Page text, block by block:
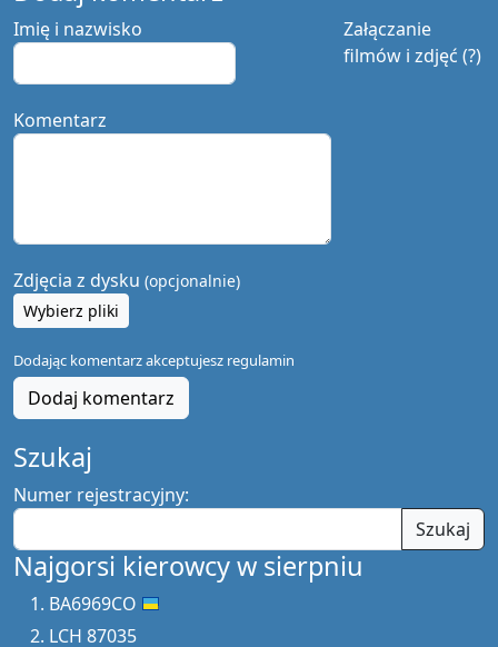
Załączanie
filmów i zdjęć (?)
Imię i nazwisko
Komentarz
Zdjęcia z dysku (opcjonalnie)
Wybierz pliki
Dodając komentarz akceptujesz regulamin
Dodaj komentarz
Szukaj
Numer rejestracyjny:
Szukaj
Najgorsi kierowcy w sierpniu
BA6969CO
LCH 87035